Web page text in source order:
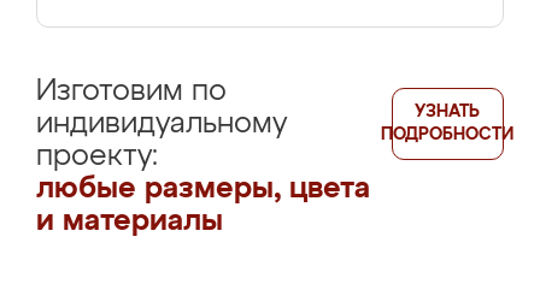
Изготовим по
индивидуальному
проекту:
любые размеры, цвета
и материалы
УЗНАТЬ
ПОДРОБНОСТИ